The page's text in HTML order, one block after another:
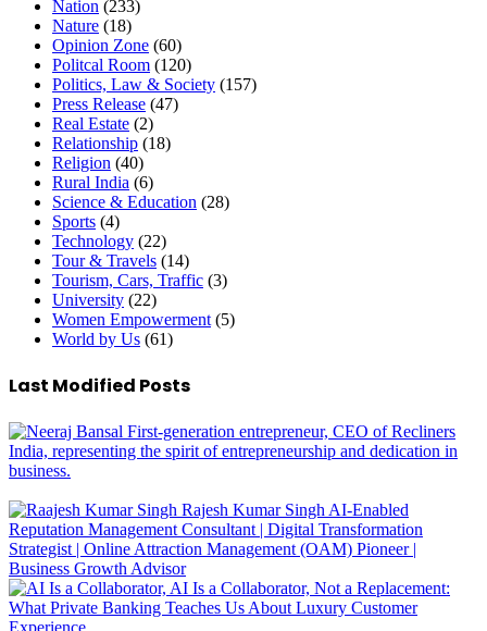
Nation (233)
Nature (18)
Opinion Zone (60)
Politcal Room (120)
Politics, Law & Society (157)
Press Release (47)
Real Estate (2)
Relationship (18)
Religion (40)
Rural India (6)
Science & Education (28)
Sports (4)
Technology (22)
Tour & Travels (14)
Tourism, Cars, Traffic (3)
University (22)
Women Empowerment (5)
World by Us (61)
Last Modified Posts